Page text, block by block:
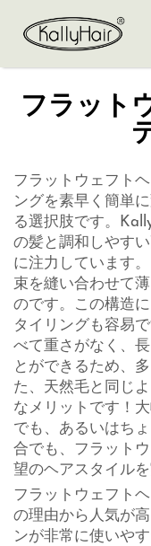
フラット
フラットウェフト
ングを素早く簡単
る選択肢です。
の髪と調和しやす
に注力しています
束を縫い合わせて
のです。この構造
タイリングも容易
べて重さがなく、
とができるため、
た、天然毛と同じ
なメリットです！
でも、あるいはち
合でも、フラット
望のヘアスタイルを
フラットウェフト
の理由から人気が
ンが非常に使いや